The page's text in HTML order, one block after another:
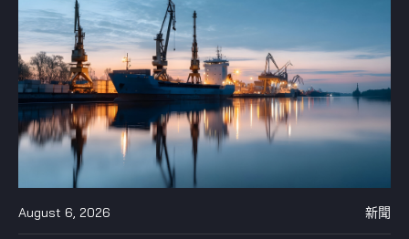
August 6, 2026 新聞